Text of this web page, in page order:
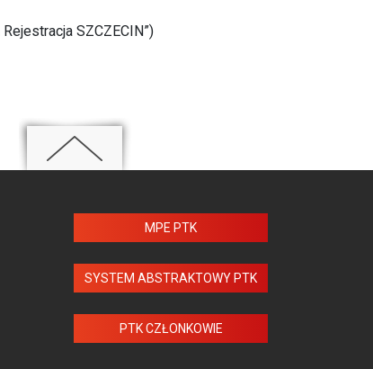
SZCZECIN”)
MPE PTK
SYSTEM ABSTRAKTOWY PTK
PTK CZŁONKOWIE